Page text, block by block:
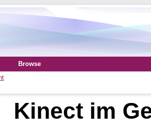
Browse
Kinect im